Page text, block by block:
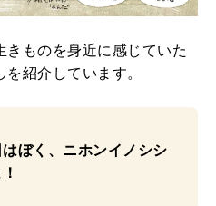
きものを身近に感じていた
紹介しています。
ぼく、ニホンイノシシ